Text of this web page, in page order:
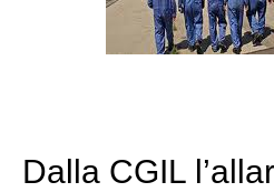
Dalla CGIL